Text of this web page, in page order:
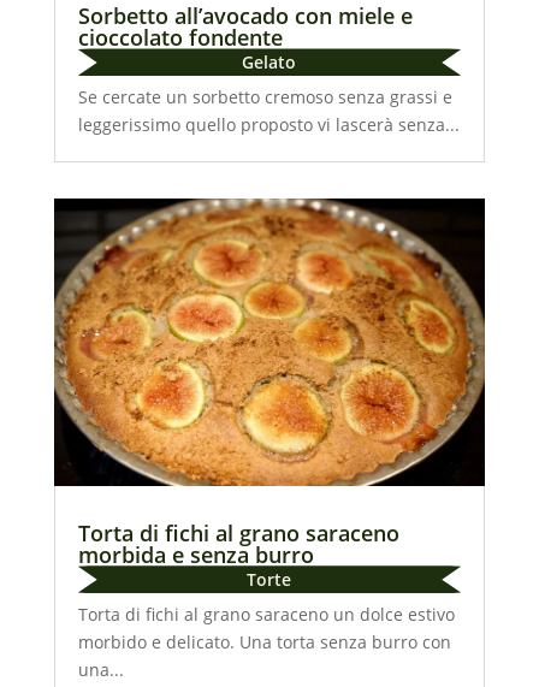
Sorbetto all’avocado con miele e
cioccolato fondente
Gelato
Se cercate un sorbetto cremoso senza grassi e
leggerissimo quello proposto vi lascerà senza...
Torta di fichi al grano saraceno
morbida e senza burro
Torte
Torta di fichi al grano saraceno un dolce estivo
morbido e delicato. Una torta senza burro con
una...